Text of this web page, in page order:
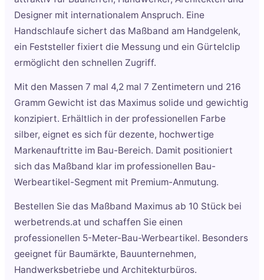
Designer mit internationalem Anspruch. Eine
Handschlaufe sichert das Maßband am Handgelenk,
ein Feststeller fixiert die Messung und ein Gürtelclip
ermöglicht den schnellen Zugriff.
Mit den Massen 7 mal 4,2 mal 7 Zentimetern und 216
Gramm Gewicht ist das Maximus solide und gewichtig
konzipiert. Erhältlich in der professionellen Farbe
silber, eignet es sich für dezente, hochwertige
Markenauftritte im Bau-Bereich. Damit positioniert
sich das Maßband klar im professionellen Bau-
Werbeartikel-Segment mit Premium-Anmutung.
Bestellen Sie das Maßband Maximus ab 10 Stück bei
werbetrends.at und schaffen Sie einen
professionellen 5-Meter-Bau-Werbeartikel. Besonders
geeignet für Baumärkte, Bauunternehmen,
Handwerksbetriebe und Architekturbüros.